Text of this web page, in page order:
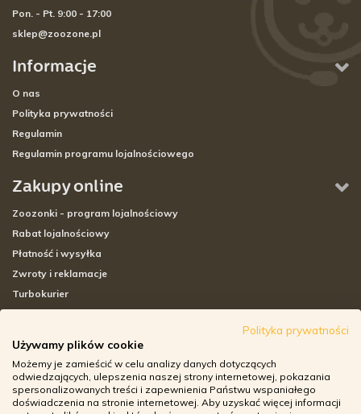
Informacje
O nas
Polityka prywatności
Regulamin
Regulamin programu lojalnościowego
Zakupy online
Zoozonki - program lojalnościowy
Rabat lojalnościowy
Płatność i wysyłka
Zwroty i reklamacje
Turbokurier
Adresy sklepów stacjonarnych
Godziny otwarcia sklepów
Aplikacja zoozone.pl
Pon. - Pt. 9:00 - 17:00
sklep@zoozone.pl
Polityka prywatności
Używamy plików cookie
Możemy je zamieścić w celu analizy danych dotyczących
odwiedzających, ulepszenia naszej strony internetowej, pokazania
spersonalizowanych treści i zapewnienia Państwu wspaniałego
doświadczenia na stronie internetowej. Aby uzyskać więcej informacji